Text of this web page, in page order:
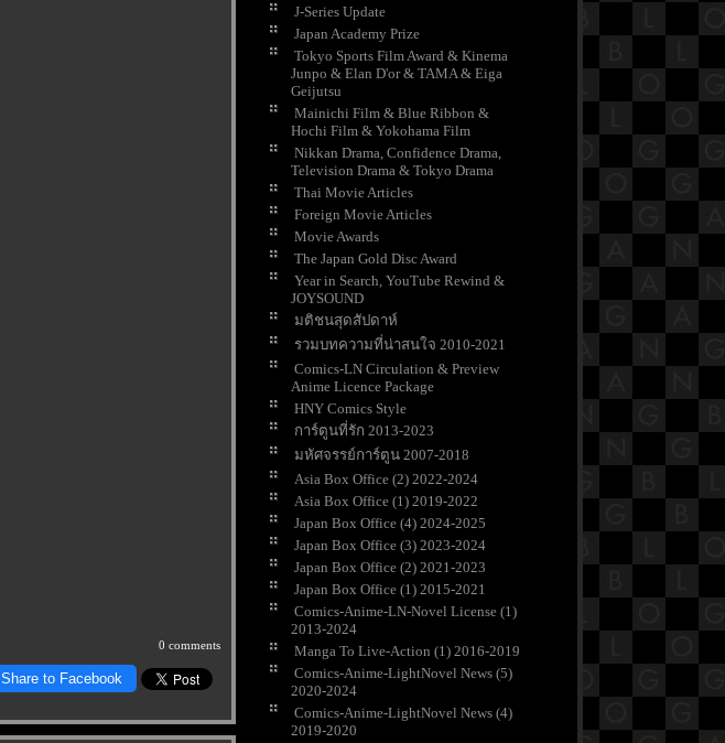
0 comments
Share to Facebook
J-Series Update
Japan Academy Prize
Tokyo Sports Film Award & Kinema
Junpo & Elan D'or & TAMA & Eiga
Geijutsu
Mainichi Film & Blue Ribbon &
Hochi Film & Yokohama Film
Nikkan Drama, Confidence Drama,
Television Drama & Tokyo Drama
Thai Movie Articles
Foreign Movie Articles
Movie Awards
The Japan Gold Disc Award
Year in Search, YouTube Rewind &
JOYSOUND
มติชนสุดสัปดาห์
รวมบทความที่น่าสนใจ 2010-2021
Comics-LN Circulation & Preview
Anime Licence Package
HNY Comics Style
การ์ตูนที่รัก 2013-2023
มหัศจรรย์การ์ตูน 2007-2018
Asia Box Office (2) 2022-2024
Asia Box Office (1) 2019-2022
Japan Box Office (4) 2024-2025
Japan Box Office (3) 2023-2024
Japan Box Office (2) 2021-2023
Japan Box Office (1) 2015-2021
Comics-Anime-LN-Novel License (1)
2013-2024
Manga To Live-Action (1) 2016-2019
Comics-Anime-LightNovel News (5)
2020-2024
Comics-Anime-LightNovel News (4)
2019-2020